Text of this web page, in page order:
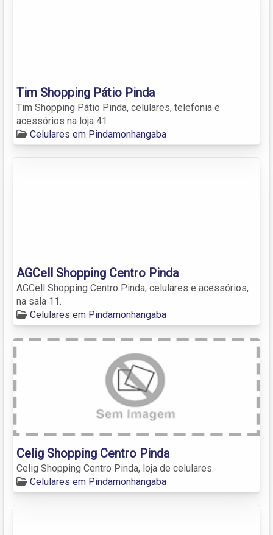
Tim Shopping Pátio Pinda
Tim Shopping Pátio Pinda, celulares, telefonia e
acessórios na loja 41.
Celulares em Pindamonhangaba
AGCell Shopping Centro Pinda
AGCell Shopping Centro Pinda, celulares e acessórios,
na sala 11.
Celulares em Pindamonhangaba
Celig Shopping Centro Pinda
Celig Shopping Centro Pinda, loja de celulares.
Celulares em Pindamonhangaba